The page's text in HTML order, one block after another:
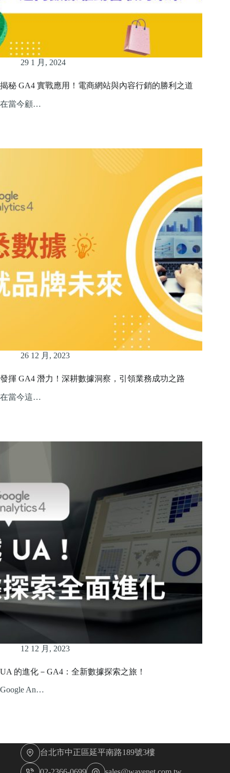
29 1 月, 2024
揭秘 GA4 實戰應用！電商網站與內容行銷的勝利之道
在當今顧…
26 12 月, 2023
發揮 GA4 潛力！深耕數據洞察，引領業務成功之路
在當今這…
12 12 月, 2023
UA 的進化－GA4：全新數據探索之旅！
Google An…
台北市中正區延平南路189號3樓